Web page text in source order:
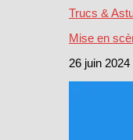
Trucs &
Mise en
26 juin 2024